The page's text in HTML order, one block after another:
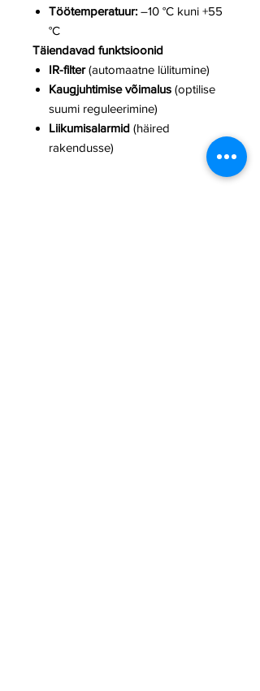
Töötemperatuur: –10 °C kuni +55
°C
Täiendavad funktsioonid
IR-filter(automaatne lülitumine)
Kaugjuhtimise võimalus (optilise
suumi reguleerimine)
Liikumisalarmid (häired
rakendusse)